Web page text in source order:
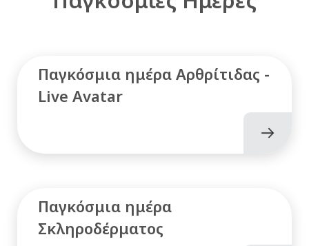
Παγκόσμια ημέρα Αρθρίτιδας -
Live Avatar
Παγκόσμια ημέρα
Σκληροδέρματος